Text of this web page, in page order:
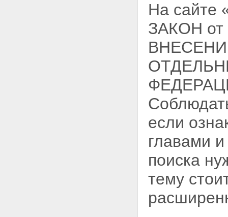
На сайте
ЗАКОН от
если
главами
поиска
тему